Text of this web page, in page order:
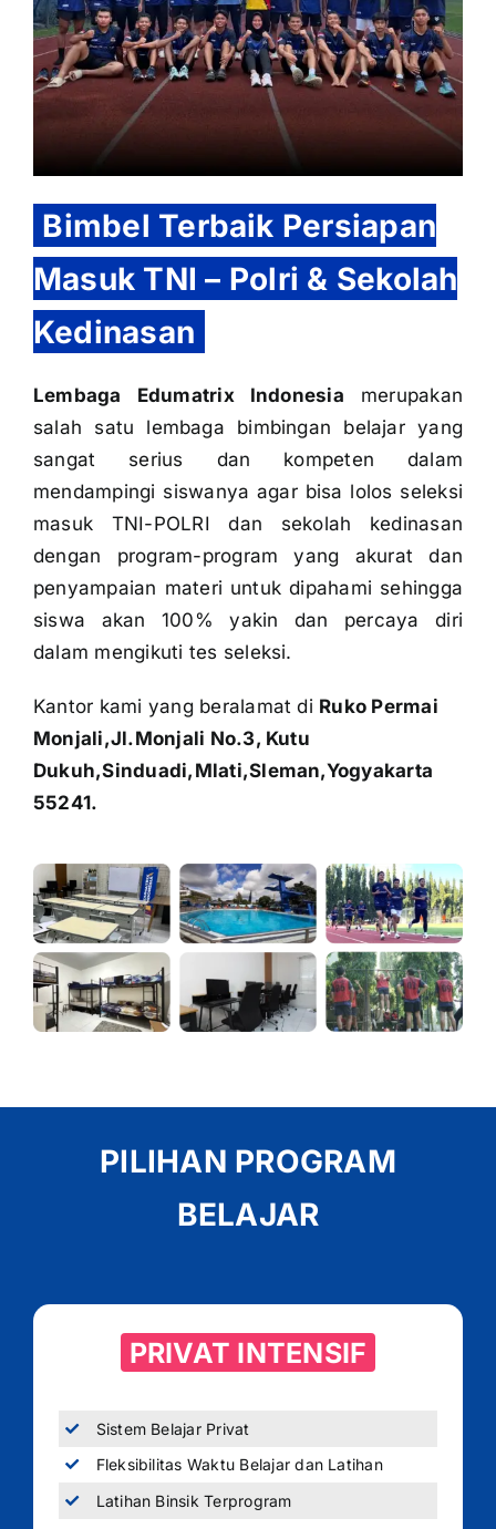
Bimbel Terbaik Persiapan
Masuk TNI – Polri & Sekolah
Kedinasan
Lembaga Edumatrix Indonesia merupakan
salah satu lembaga bimbingan belajar yang
sangat serius dan kompeten dalam
mendampingi siswanya agar bisa lolos seleksi
masuk TNI-POLRI dan sekolah kedinasan
dengan program-program yang akurat dan
penyampaian materi untuk dipahami sehingga
siswa akan 100% yakin dan percaya diri
dalam mengikuti tes seleksi.
Kantor kami yang beralamat di Ruko Permai
Monjali,Jl.Monjali No.3, Kutu
Dukuh,Sinduadi,Mlati,Sleman,Yogyakarta
55241.
PILIHAN PROGRAM
BELAJAR
PRIVAT INTENSIF
Sistem Belajar Privat
Fleksibilitas Waktu Belajar dan Latihan
Latihan Binsik Terprogram